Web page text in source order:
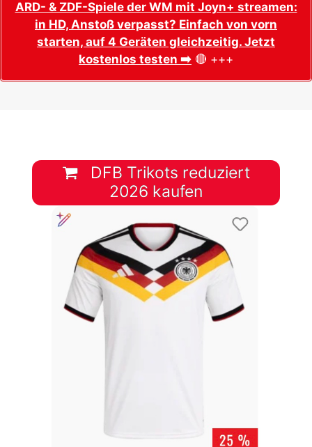
ARD- & ZDF-Spiele der WM mit Joyn+ streamen:
in HD, Anstoß verpasst? Einfach von vorn
starten, auf 4 Geräten gleichzeitig. Jetzt
kostenlos testen ➡️ 🔴 +++
DFB Trikots reduziert
2026 kaufen